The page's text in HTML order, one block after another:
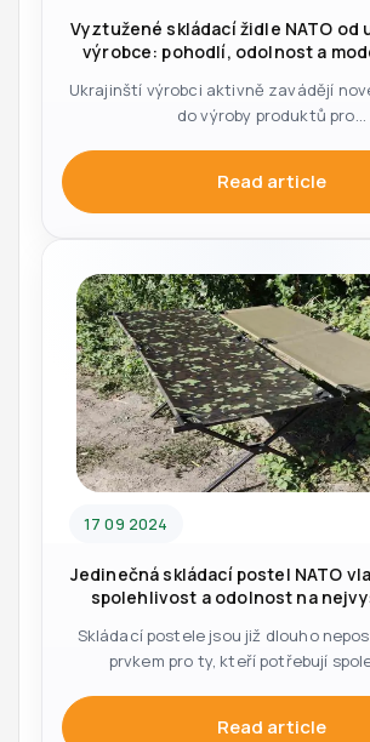
Vyztužené skládací židle NATO od
výrobce: pohodlí, odolnost a
Ukrajinští výrobci aktivně zavádějí
do výroby produktů pro...
Read article
17 09 2024
Jedinečná skládací postel NATO
spolehlivost a odolnost na
Skládací postele jsou již dlouho
prvkem pro ty, kteří potřebují
Read article